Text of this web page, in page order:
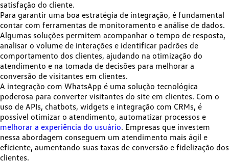
satisfação do cliente.
Para garantir uma boa estratégia de integração, é fundamental
contar com ferramentas de monitoramento e análise de dados.
Algumas soluções permitem acompanhar o tempo de resposta,
analisar o volume de interações e identificar padrões de
comportamento dos clientes, ajudando na otimização do
atendimento e na tomada de decisões para melhorar a
conversão de visitantes em clientes.
A integração com WhatsApp é uma solução tecnológica
poderosa para converter visitantes do site em clientes. Com o
uso de APIs, chatbots, widgets e integração com CRMs, é
possível otimizar o atendimento, automatizar processos e
melhorar a experiência do usuário. Empresas que investem
nessa abordagem conseguem um atendimento mais ágil e
eficiente, aumentando suas taxas de conversão e fidelização dos
clientes.